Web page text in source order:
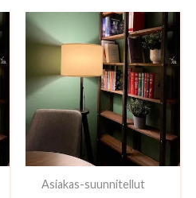
Asiakas-suunnitellut